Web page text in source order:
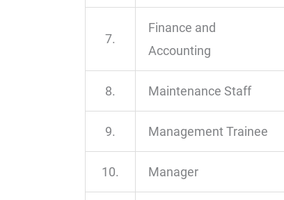
7.
Finance and
Accounting
8. Maintenance Staff
9. Management Trainee
10. Manager